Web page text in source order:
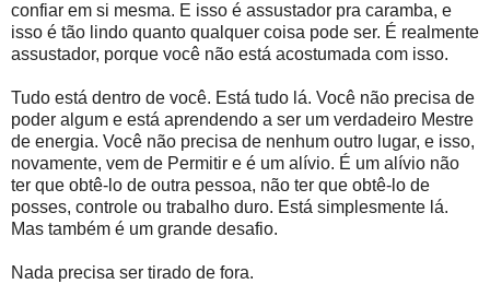
confiar em si mesma. E isso é assustador pra caramba, e
isso é tão lindo quanto qualquer coisa pode ser. É realmente
assustador, porque você não está acostumada com isso.
Tudo está dentro de você. Está tudo lá. Você não precisa de
poder algum e está aprendendo a ser um verdadeiro Mestre
de energia. Você não precisa de nenhum outro lugar, e isso,
novamente, vem de Permitir e é um alívio. É um alívio não
ter que obtê-lo de outra pessoa, não ter que obtê-lo de
posses, controle ou trabalho duro. Está simplesmente lá.
Mas também é um grande desafio.
Nada precisa ser tirado de fora.